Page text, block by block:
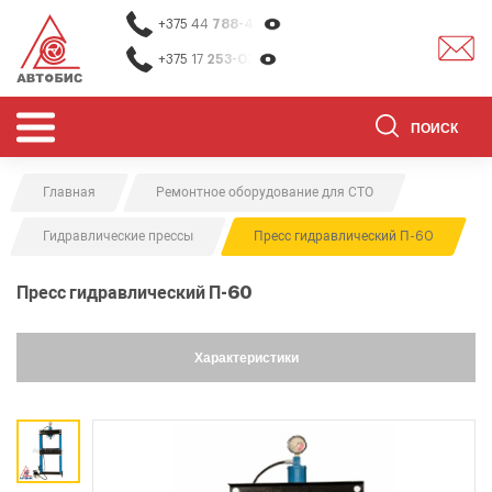
ОБОРУДОВАНИЕ ДЛЯ СТО
ОБОРУДОВАНИЕ ДЛЯ ОЧИСТКИ
АКЦИИ
+375 44 788-40-13
+375 17 253-03-26
Главная Ремонтное оборудование для СТО
Гидравлические прессы Пресс гидравлический П-60
Пресс гидравлический П-60
Характеристики